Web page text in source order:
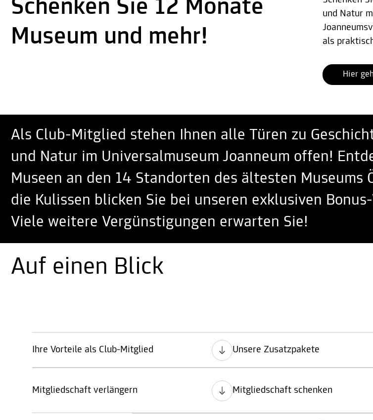
Schenken Sie 12 Monate
Museum und mehr!
und Natur
als
Hier
Als Club-Mitglied stehen Ihnen alle Türen zu
und Natur im Universalmuseum Joanneum offen!
Museen an den 14 Standorten des ältesten Museums
die Kulissen blicken Sie bei unseren exklusiven
Viele weitere Vergünstigungen erwarten Sie!
Auf einen Blick
Ihre Vorteile als Club-Mitglied Unsere Zusatzpakete
Mitgliedschaft verlängern Mitgliedschaft schenken